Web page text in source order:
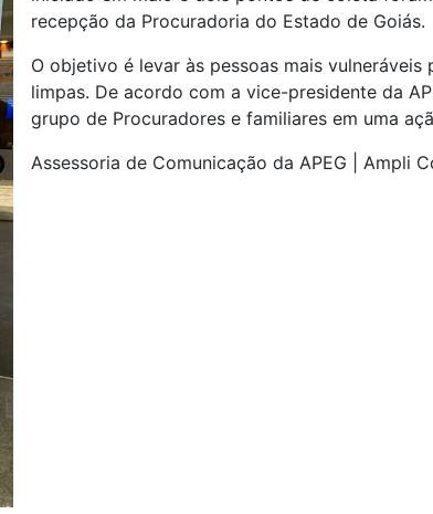
recepção da Procuradoria do Estado de Goiás.
O objetivo é levar às pessoas mais
limpas. De acordo com a vice-presidente da
grupo de Procuradores e familiares em uma
Assessoria de Comunicação da APEG | Ampli